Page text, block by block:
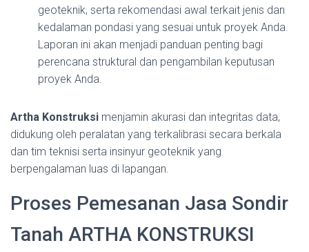
geoteknik, serta rekomendasi awal terkait jenis dan
kedalaman pondasi yang sesuai untuk proyek Anda.
Laporan ini akan menjadi panduan penting bagi
perencana struktural dan pengambilan keputusan
proyek Anda.
Artha Konstruksi menjamin akurasi dan integritas data,
didukung oleh peralatan yang terkalibrasi secara berkala
dan tim teknisi serta insinyur geoteknik yang
berpengalaman luas di lapangan.
Proses Pemesanan Jasa Sondir
Tanah ARTHA KONSTRUKSI